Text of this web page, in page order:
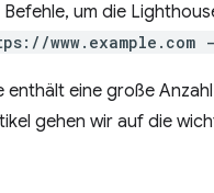
um die
www.example.com
enthält eine große
gehen wir auf die